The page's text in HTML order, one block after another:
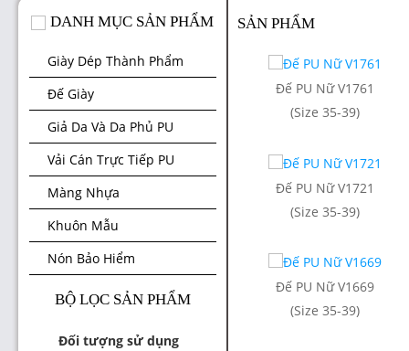
DANH MỤC SẢN PHẨM
Giày Dép Thành Phẩm
Đế Giày
Giả Da Và Da Phủ PU
Vải Cán Trực Tiếp PU
Màng Nhựa
Khuôn Mẫu
Nón Bảo Hiểm
BỘ LỌC SẢN PHẨM
Đối tượng sử dụng
SẢN PHẨM
Đế PU Nữ V1761
(Size 35-39)
Đế PU Nữ V1721
(Size 35-39)
Đế PU Nữ V1669
(Size 35-39)